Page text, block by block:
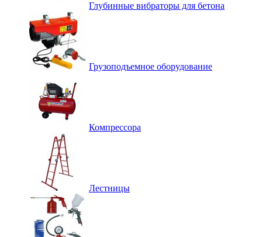
Глубинные вибраторы для бетона
Грузоподъемное оборудование
Компрессора
Лестницы